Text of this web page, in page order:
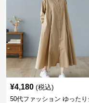
¥4,180 (税込)
50代ファッション ゆったり